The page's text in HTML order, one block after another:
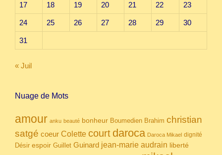
17 18 19 20 21 22 23
24 25 26 27 28 29 30
31
« Juil
Nuage de Mots
amour anku beauté bonheur Boumedien Brahim christian
satgé coeur Colette court daroca Daroca Mikael dignité
Désir espoir Guillet Guinard jean-marie audrain liberté